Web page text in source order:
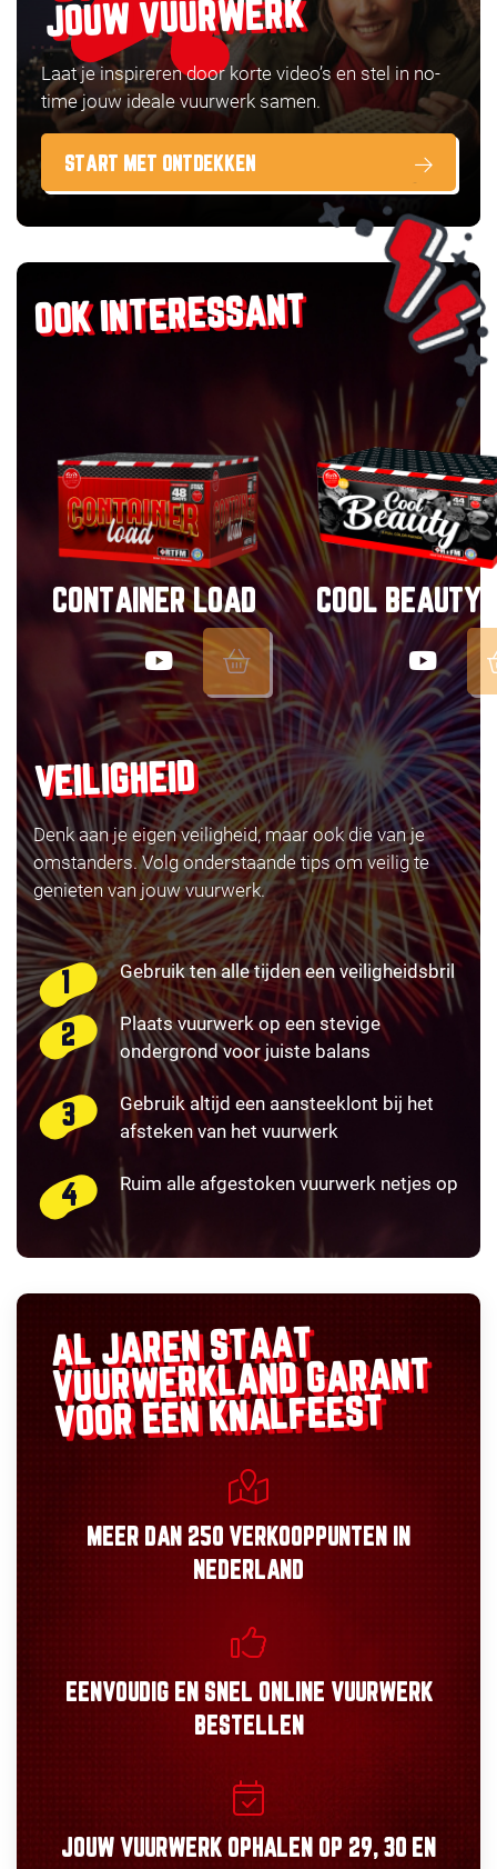
JOUW VUURWERK
Laat je inspireren door korte video’s en stel in no-
time jouw ideale vuurwerk samen.
START MET ONTDEKKEN
OOK INTERESSANT
CONTAINER LOAD COOL BEAUTY
VEILIGHEID
Denk aan je eigen veiligheid, maar ook die van je
omstanders. Volg onderstaande tips om veilig te
genieten van jouw vuurwerk.
Gebruik ten alle tijden een veiligheidsbril
Plaats vuurwerk op een stevige
ondergrond voor juiste balans
Gebruik altijd een aansteeklont bij het
afsteken van het vuurwerk
Ruim alle afgestoken vuurwerk netjes op
AL JAREN STAAT
VUURWERKLANDGARANT
VOOR EEN KNALFEEST
MEER DAN 250 VERKOOPPUNTEN
IN
NEDERLAND
EENVOUDIGEN SNEL ONLINE VUURWERK
BESTELLEN
JOUW VUURWERK OPHALEN OP 29, 30 EN